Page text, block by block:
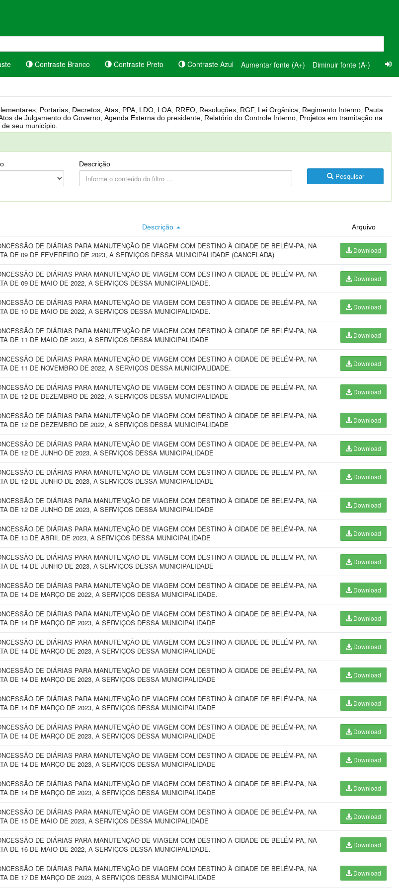
Contraste Branco Contraste Preto Contraste Azul Aumentar fonte (A+) Diminuir fonte (A-)
públicos e muito mais de seu município.
Descrição
Pesquisar
Descrição Arquivo
DE DIÁRIAS PARA MANUTENÇÃO DE VIAGEM COM DESTINO À CIDADE DE BELÉM-PA, NA
DE 09 DE FEVEREIRO DE 2023, A SERVIÇOS DESSA MUNICIPALIDADE (CANCELADA)
Download
DE DIÁRIAS PARA MANUTENÇÃO DE VIAGEM COM DESTINO À CIDADE DE BELÉM-PA, NA
DE 09 DE MAIO DE 2022, A SERVIÇOS DESSA MUNICIPALIDADE.
Download
DE DIÁRIAS PARA MANUTENÇÃO DE VIAGEM COM DESTINO À CIDADE DE BELÉM-PA, NA
DE 10 DE MAIO DE 2022, A SERVIÇOS DESSA MUNICIPALIDADE.
Download
DE DIÁRIAS PARA MANUTENÇÃO DE VIAGEM COM DESTINO À CIDADE DE BELÉM-PA, NA
DE 11 DE MAIO DE 2023, A SERVIÇOS DESSA MUNICIPALIDADE
Download
DE DIÁRIAS PARA MANUTENÇÃO DE VIAGEM COM DESTINO À CIDADE DE BELÉM-PA, NA
DE 11 DE NOVEMBRO DE 2022, A SERVIÇOS DESSA MUNICIPALIDADE.
Download
DE DIÁRIAS PARA MANUTENÇÃO DE VIAGEM COM DESTINO À CIDADE DE BELÉM-PA, NA
DE 12 DE DEZEMBRO DE 2022, A SERVIÇOS DESSA MUNICIPALIDADE
Download
DE DIÁRIAS PARA MANUTENÇÃO DE VIAGEM COM DESTINO À CIDADE DE BELEM-PA, NA
DE 12 DE DEZEMBRO DE 2022, A SERVIÇOS DESSA MUNICIPALIDADE
Download
DE DIÁRIAS PARA MANUTENÇÃO DE VIAGEM COM DESTINO À CIDADE DE BELEM-PA, NA
DE 12 DE JUNHO DE 2023, A SERVIÇOS DESSA MUNICIPALIDADE
Download
DE DIÁRIAS PARA MANUTENÇÃO DE VIAGEM COM DESTINO À CIDADE DE BELEM-PA, NA
DE 12 DE JUNHO DE 2023, A SERVIÇOS DESSA MUNICIPALIDADE
Download
DE DIÁRIAS PARA MANUTENÇÃO DE VIAGEM COM DESTINO À CIDADE DE BELEM-PA, NA
DE 12 DE JUNHO DE 2023, A SERVIÇOS DESSA MUNICIPALIDADE
Download
DE DIÁRIAS PARA MANUTENÇÃO DE VIAGEM COM DESTINO À CIDADE DE BELÉM-PA, NA
DE 13 DE ABRIL DE 2023, A SERVIÇOS DESSA MUNICIPALIDADE
Download
DE DIÁRIAS PARA MANUTENÇÃO DE VIAGEM COM DESTINO À CIDADE DE BELEM-PA, NA
DE 14 DE JUNHO DE 2023, A SERVIÇOS DESSA MUNICIPALIDADE
Download
DE DIÁRIAS PARA MANUTENÇÃO DE VIAGEM COM DESTINO À CIDADE DE BELÉM-PA, NA
DE 14 DE MARÇO DE 2022, A SERVIÇOS DESSA MUNICIPALIDADE.
Download
DE DIÁRIAS PARA MANUTENÇÃO DE VIAGEM COM DESTINO À CIDADE DE BELÉM-PA, NA
DE 14 DE MARÇO DE 2023, A SERVIÇOS DESSA MUNICIPALIDADE
Download
DE DIÁRIAS PARA MANUTENÇÃO DE VIAGEM COM DESTINO À CIDADE DE BELÉM-PA, NA
DE 14 DE MARÇO DE 2023, A SERVIÇOS DESSA MUNICIPALIDADE
Download
DE DIÁRIAS PARA MANUTENÇÃO DE VIAGEM COM DESTINO À CIDADE DE BELÉM-PA, NA
DE 14 DE MARÇO DE 2023, A SERVIÇOS DESSA MUNICIPALIDADE
Download
DE DIÁRIAS PARA MANUTENÇÃO DE VIAGEM COM DESTINO À CIDADE DE BELÉM-PA, NA
DE 14 DE MARÇO DE 2023, A SERVIÇOS DESSA MUNICIPALIDADE
Download
DE DIÁRIAS PARA MANUTENÇÃO DE VIAGEM COM DESTINO À CIDADE DE BELÉM-PA, NA
DE 14 DE MARÇO DE 2023, A SERVIÇOS DESSA MUNICIPALIDADE
Download
DE DIÁRIAS PARA MANUTENÇÃO DE VIAGEM COM DESTINO À CIDADE DE BELÉM-PA, NA
DE 14 DE MARÇO DE 2023, A SERVIÇOS DESSA MUNICIPALIDADE
Download
DE DIÁRIAS PARA MANUTENÇÃO DE VIAGEM COM DESTINO À CIDADE DE BELÉM-PA, NA
DE 14 DE MARÇO DE 2023, A SERVIÇOS DESSA MUNICIPALIDADE
Download
DE DIÁRIAS PARA MANUTENÇÃO DE VIAGEM COM DESTINO À CIDADE DE BELÉM-PA, NA
DE 15 DE MAIO DE 2023, A SERVIÇOS DESSA MUNICIPALIDADE
Download
DE DIÁRIAS PARA MANUTENÇÃO DE VIAGEM COM DESTINO À CIDADE DE BELÉM-PA, NA
DE 16 DE MAIO DE 2022, A SERVIÇOS DESSA MUNICIPALIDADE.
Download
DE DIÁRIAS PARA MANUTENÇÃO DE VIAGEM COM DESTINO À CIDADE DE BELÉM-PA, NA
DE 17 DE MARÇO DE 2023, A SERVIÇOS DESSA MUNICIPALIDADE
Download